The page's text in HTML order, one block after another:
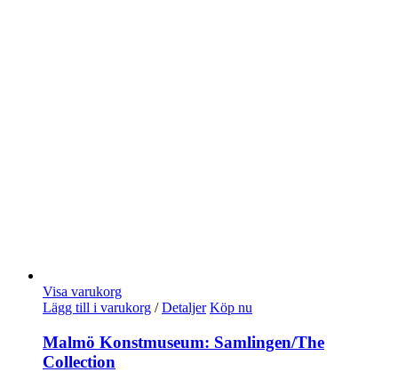
Visa varukorg
Lägg till i varukorg / Detaljer Köp nu
Malmö Konstmuseum: Samlingen/The
Collection